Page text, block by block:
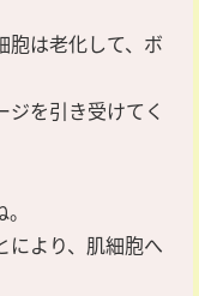
胞は老化して、ボ
ジを引き受けてく
により、肌細胞へ